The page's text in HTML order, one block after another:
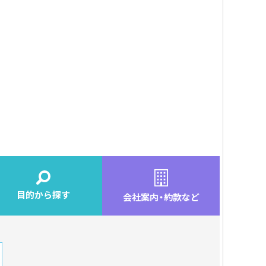
目的から探す 会社案内・約款など